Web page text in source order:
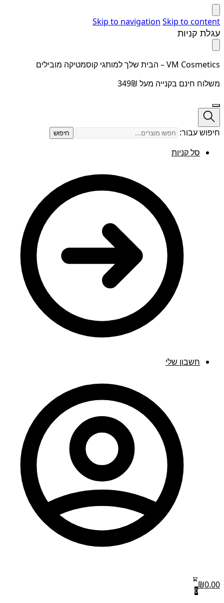
Skip to navigation Skip to content
עגלת קניות
VM Cosmetics – הבית שלך למותגי קוסמטיקה מובילים
משלוח חינם בקנייה מעל 349₪
חיפוש עבור: חיפוש
סל קניות
חשבון שלי
₪0.00
0